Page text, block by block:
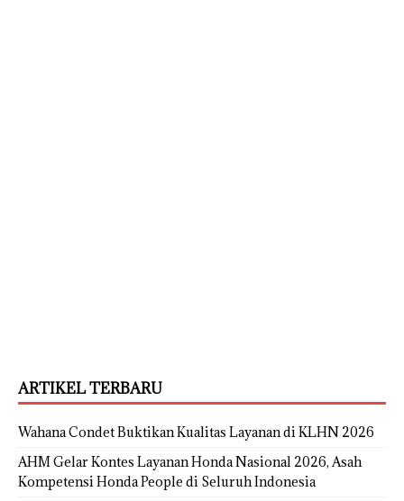
ARTIKEL TERBARU
Wahana Condet Buktikan Kualitas Layanan di KLHN 2026
AHM Gelar Kontes Layanan Honda Nasional 2026, Asah
Kompetensi Honda People di Seluruh Indonesia